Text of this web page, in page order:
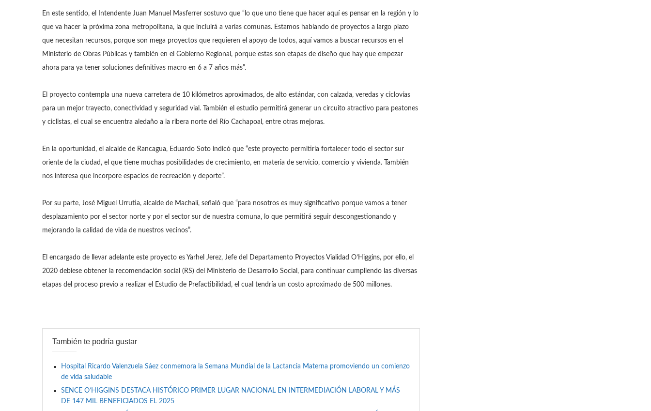
En este sentido, el Intendente Juan Manuel Masferrer sostuvo que “lo que uno tiene que hacer aquí es pensar en la región y lo
que va hacer la próxima zona metropolitana, la que incluirá a varias comunas. Estamos hablando de proyectos a largo plazo
que necesitan recursos, porque son mega proyectos que requieren el apoyo de todos, aquí vamos a buscar recursos en el
Ministerio de Obras Públicas y también en el Gobierno Regional, porque estas son etapas de diseño que hay que empezar
ahora para ya tener soluciones definitivas macro en 6 a 7 años más”.
El proyecto contempla una nueva carretera de 10 kilómetros aproximados, de alto estándar, con calzada, veredas y ciclovías
para un mejor trayecto, conectividad y seguridad vial. También el estudio permitirá generar un circuito atractivo para peatones
y ciclistas, el cual se encuentra aledaño a la ribera norte del Río Cachapoal, entre otras mejoras.
En la oportunidad, el alcalde de Rancagua, Eduardo Soto indicó que “este proyecto permitiría fortalecer todo el sector sur
oriente de la ciudad, el que tiene muchas posibilidades de crecimiento, en materia de servicio, comercio y vivienda. También
nos interesa que incorpore espacios de recreación y deporte”.
Por su parte, José Miguel Urrutia, alcalde de Machalí, señaló que “para nosotros es muy significativo porque vamos a tener
desplazamiento por el sector norte y por el sector sur de nuestra comuna, lo que permitirá seguir descongestionando y
mejorando la calidad de vida de nuestros vecinos”.
El encargado de llevar adelante este proyecto es Yarhel Jerez, Jefe del Departamento Proyectos Vialidad O’Higgins, por ello, el
2020 debiese obtener la recomendación social (RS) del Ministerio de Desarrollo Social, para continuar cumpliendo las diversas
etapas del proceso previo a realizar el Estudio de Prefactibilidad, el cual tendría un costo aproximado de 500 millones.
También te podría gustar
Hospital Ricardo Valenzuela Sáez conmemora la Semana Mundial de la Lactancia Materna promoviendo un comienzo
de vida saludable
SENCE O’HIGGINS DESTACA HISTÓRICO PRIMER LUGAR NACIONAL EN INTERMEDIACIÓN LABORAL Y MÁS
DE 147 MIL BENEFICIADOS EL 2025